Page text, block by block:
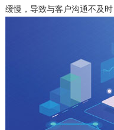
缓慢，导致与客户沟通不及